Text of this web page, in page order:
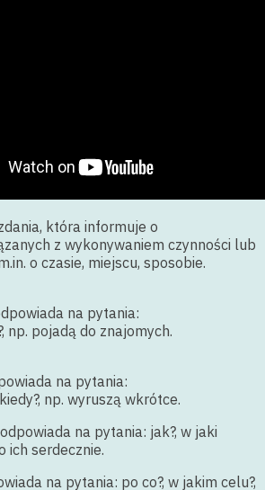
która informuje o
z wykonywaniem czynności lub
o czasie, miejscu, sposobie.
na pytania:
np. pojadą do znajomych.
na pytania:
np. wyruszą wkrótce.
na pytania: jak?, w jaki
ich serdecznie.
na pytania: po co?, w jakim celu?,